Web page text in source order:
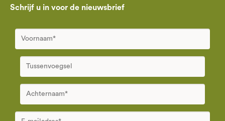
Schrijf u in voor de nieuwsbrief